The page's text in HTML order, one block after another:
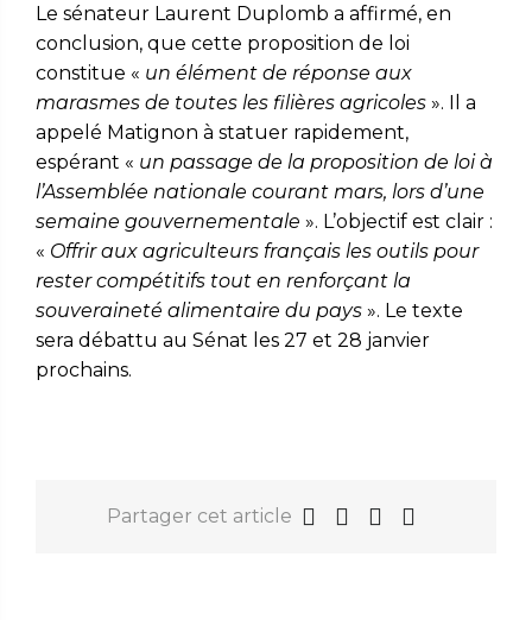
Le sénateur Laurent Duplomb a affirmé, en
conclusion, que cette proposition de loi
constitue « un élément de réponse aux
marasmes de toutes les filières agricoles ». Il a
appelé Matignon à statuer rapidement,
espérant « un passage de la proposition de loi à
l’Assemblée nationale courant mars, lors d’une
semaine gouvernementale ». L’objectif est clair :
« Offrir aux agriculteurs français les outils pour
rester compétitifs tout en renforçant la
souveraineté alimentaire du pays ». Le texte
sera débattu au Sénat les 27 et 28 janvier
prochains.
Partager cet article